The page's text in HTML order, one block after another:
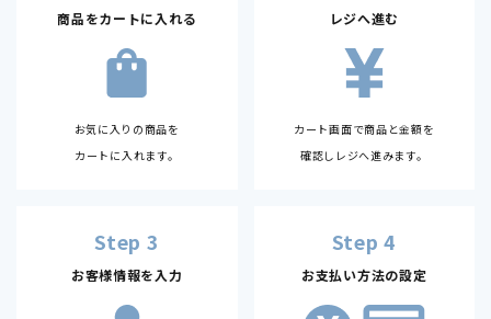
商品をカートに入れる
お気に入りの商品を
カートに入れます。
レジへ進む
カート画面で商品と金額を
確認しレジへ進みます。
Step 3
お客様情報を入力
Step 4
お支払い方法の設定